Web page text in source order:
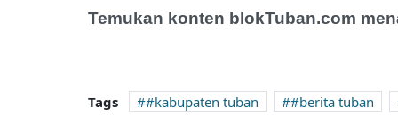
Temukan konten blokTuban.com
Tags #kabupaten tuban #berita tuban